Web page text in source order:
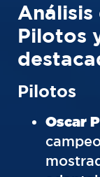
Pilotos
Pilotos
Oscar